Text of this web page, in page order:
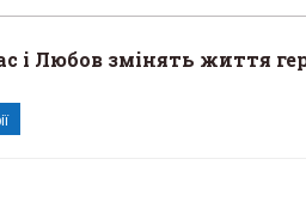
і Любов змінять життя